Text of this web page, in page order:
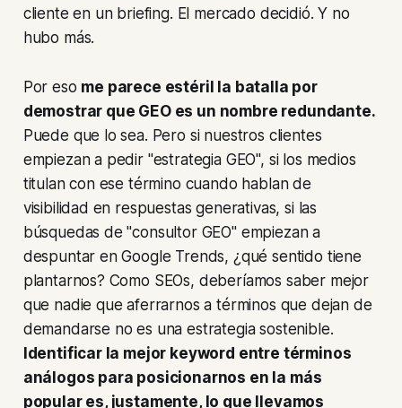
cliente en un briefing. El mercado decidió. Y no
hubo más.
Por eso me parece estéril la batalla por
demostrar que GEO es un nombre redundante.
Puede que lo sea. Pero si nuestros clientes
empiezan a pedir "estrategia GEO", si los medios
titulan con ese término cuando hablan de
visibilidad en respuestas generativas, si las
búsquedas de "consultor GEO" empiezan a
despuntar en Google Trends, ¿qué sentido tiene
plantarnos? Como SEOs, deberíamos saber mejor
que nadie que aferrarnos a términos que dejan de
demandarse no es una estrategia sostenible.
Identificar la mejor keyword entre términos
análogos para posicionarnos en la más
popular es, justamente, lo que llevamos